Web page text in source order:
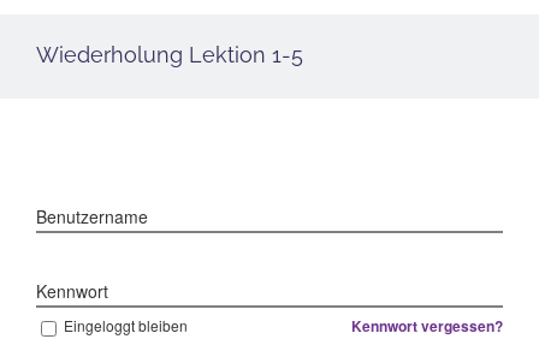
Wiederholung Lektion 1-5
Benutzername
Kennwort
Eingeloggt bleiben Kennwort vergessen?